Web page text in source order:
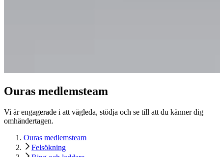
Ouras medlemsteam
Vi är engagerade i att vägleda, stödja och se till att du känner dig
omhändertagen.
Ouras medlemsteam
Felsökning